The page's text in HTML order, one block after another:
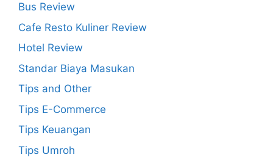
Bus Review
Cafe Resto Kuliner Review
Hotel Review
Standar Biaya Masukan
Tips and Other
Tips E-Commerce
Tips Keuangan
Tips Umroh